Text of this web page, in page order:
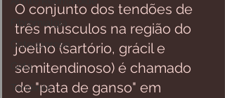
Fibromialgia
Osteoporose
Gota
Tendinite
O conjunto dos tendões de
três músculos na região do
joelho (sartório, grácil e
semitendinoso) é chamado
de "pata de ganso" em